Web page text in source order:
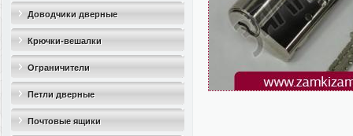
Доводчики дверные
Крючки-вешалки
Ограничители
дверные(стопоры)
Петли дверные
Почтовые ящики